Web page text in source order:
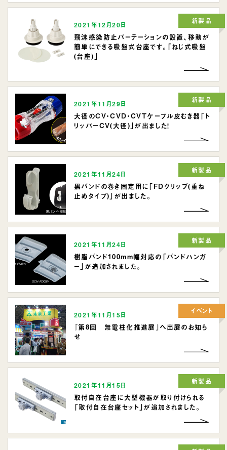
2021年12月20日
飛沫感染防止パーテーションの設置、移動が
簡単にできる吸盤式台座です。「ねじ式吸盤
(台座)」
新製品
2021年11月29日
大径のCV・CVD・CVTケーブル皮むき器「ト
リッパーCV(大径)」が出ました！
新製品
2021年11月24日
黒バンドの巻き固定用に「FDクリップ(重ね
止めタイプ)」が出ました。
新製品
2021年11月24日
樹脂バンド100mm幅対応の「バンドハンガ
ー」が追加されました。
新製品
2021年11月15日
『第8回 無電柱化推進展』へ出展のお知ら
せ
イベント
2021年11月15日
取付自在台座に大型機器が取り付けられる
「取付自在台座セット」が追加されました。
新製品